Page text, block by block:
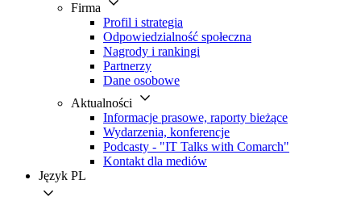
Firma
Profil i strategia
Odpowiedzialność społeczna
Nagrody i rankingi
Partnerzy
Dane osobowe
Aktualności
Informacje prasowe, raporty bieżące
Wydarzenia, konferencje
Podcasty - "IT Talks with Comarch"
Kontakt dla mediów
Język PL